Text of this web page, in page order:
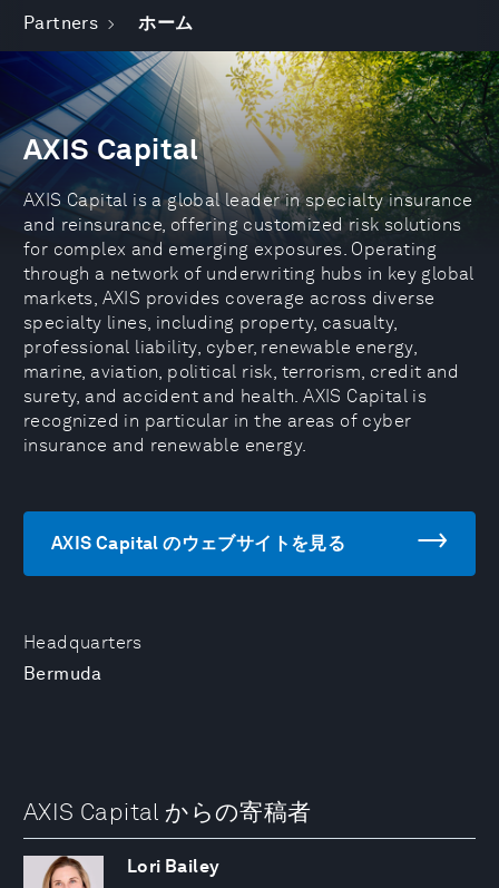
Partners ホーム
Headquarters
Bermuda
AXIS Capital
AXIS Capital is a global leader in specialty insurance
and reinsurance, offering customized risk solutions
for complex and emerging exposures. Operating
through a network of underwriting hubs in key global
markets, AXIS provides coverage across diverse
specialty lines, including property, casualty,
professional liability, cyber, renewable energy,
marine, aviation, political risk, terrorism, credit and
surety, and accident and health. AXIS Capital is
recognized in particular in the areas of cyber
insurance and renewable energy.
AXIS Capital のウェブサイトを見る
AXIS Capital からの寄稿者
Lori Bailey